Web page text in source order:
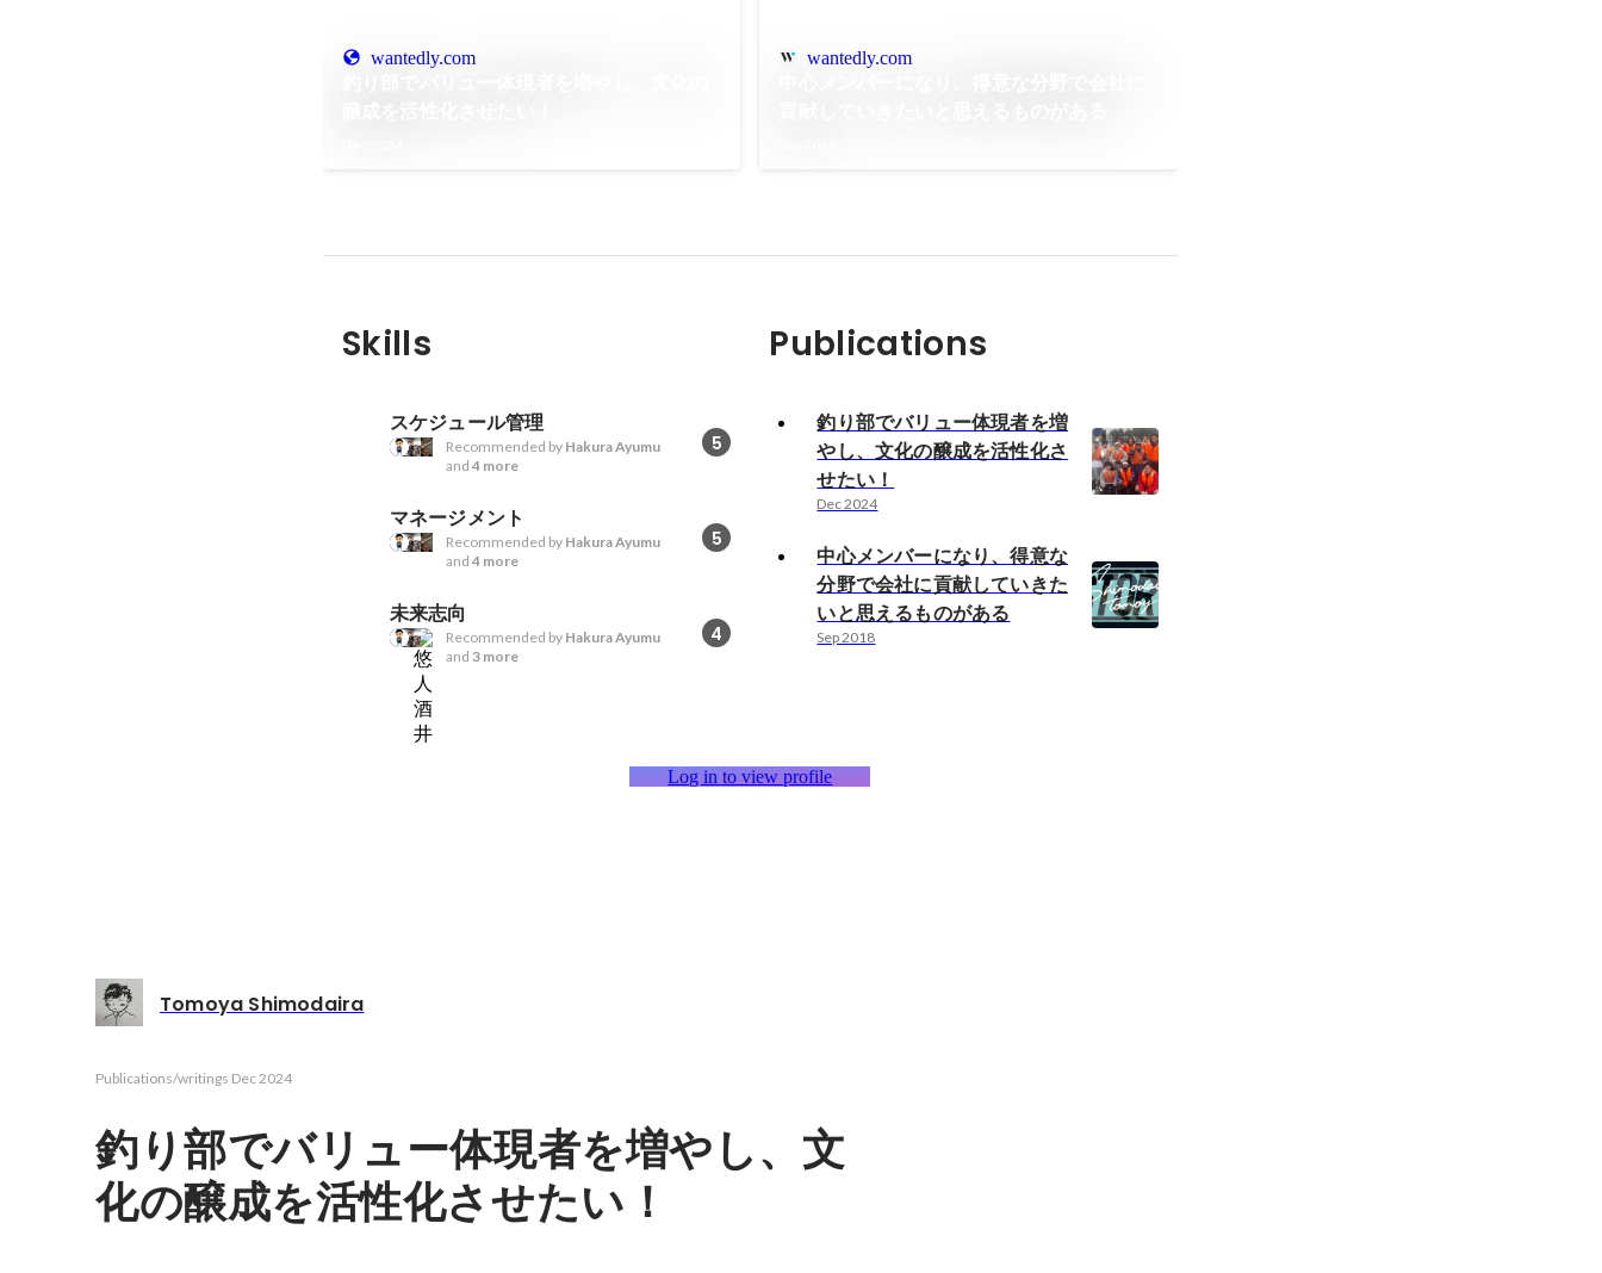
wantedly.com wantedly.com
Skills
スケジュール管理
5
Recommended by Hakura Ayumu
and 4 more
マネージメント
5
Recommended by Hakura Ayumu
and 4 more
未来志向
4
Recommended by Hakura Ayumu
and 3 more
Publications
釣り部でバリュー体現者を増
やし、文化の醸成を活性化さ
せたい！
Dec 2024
中心メンバーになり、得意な
分野で会社に貢献していきた
いと思えるものがある
Sep 2018
Log in to view profile
Tomoya Shimodaira
Publications/writings Dec 2024
釣り部でバリュー体現者を増やし、文
化の醸成を活性化させたい！